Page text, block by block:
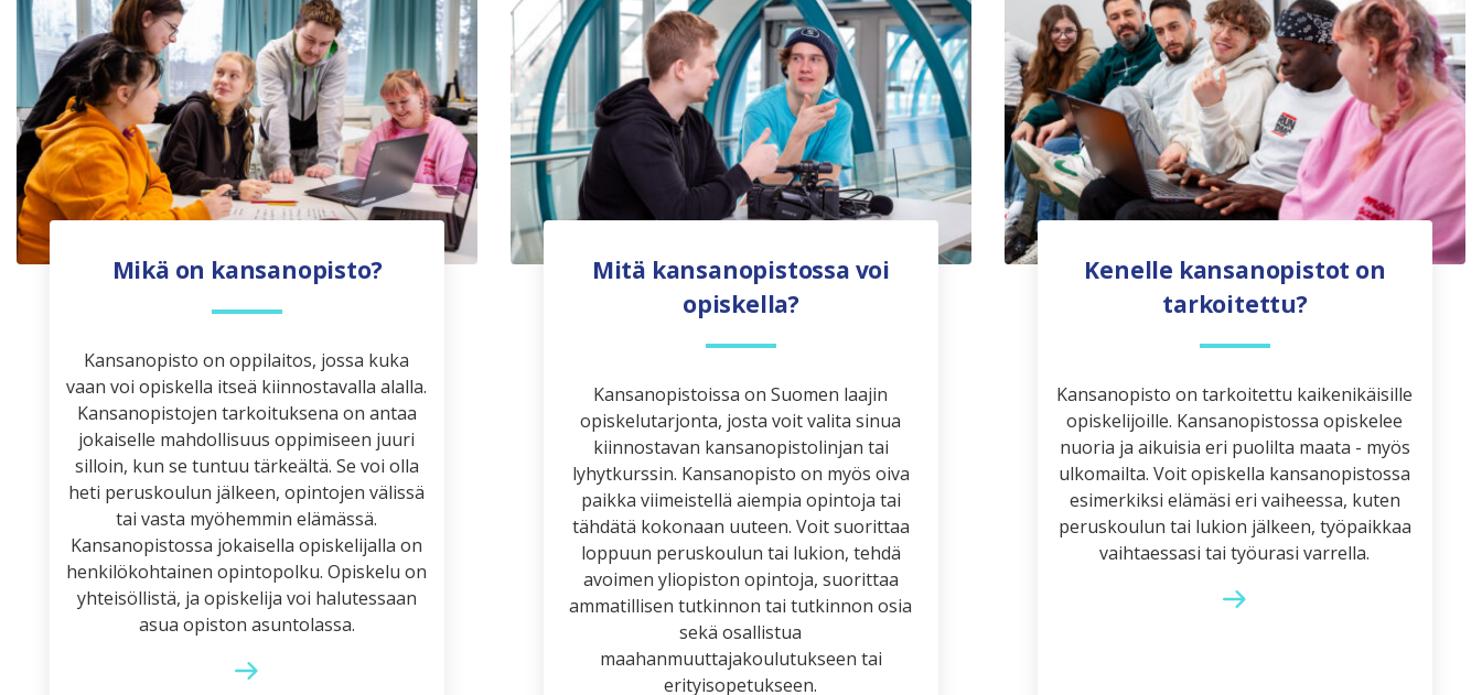
Mikä on kansanopisto?
Kansanopisto on oppilaitos, jossa kuka
vaan voi opiskella itseä kiinnostavalla alalla.
Kansanopistojen tarkoituksena on antaa
jokaiselle mahdollisuus oppimiseen juuri
silloin, kun se tuntuu tärkeältä. Se voi olla
heti peruskoulun jälkeen, opintojen välissä
tai vasta myöhemmin elämässä.
Kansanopistossa jokaisella opiskelijalla on
henkilökohtainen opintopolku. Opiskelu on
yhteisöllistä, ja opiskelija voi halutessaan
asua opiston asuntolassa.
Mitä kansanopistossa voi
opiskella?
Kansanopistoissa on Suomen laajin
opiskelutarjonta, josta voit valita sinua
kiinnostavan kansanopistolinjan tai
lyhytkurssin. Kansanopisto on myös oiva
paikka viimeistellä aiempia opintoja tai
tähdätä kokonaan uuteen. Voit suorittaa
loppuun peruskoulun tai lukion, tehdä
avoimen yliopiston opintoja, suorittaa
ammatillisen tutkinnon tai tutkinnon osia
sekä osallistua
maahanmuuttajakoulutukseen tai
erityisopetukseen.
Kenelle kansanopistot on
tarkoitettu?
Kansanopisto on tarkoitettu kaikenikäisille
opiskelijoille. Kansanopistossa opiskelee
nuoria ja aikuisia eri puolilta maata - myös
ulkomailta. Voit opiskella kansanopistossa
esimerkiksi elämäsi eri vaiheessa, kuten
peruskoulun tai lukion jälkeen, työpaikkaa
vaihtaessasi tai työurasi varrella.